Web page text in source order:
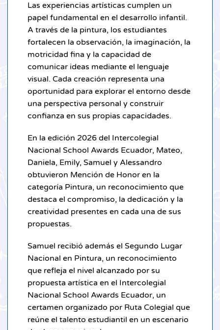
Las experiencias artísticas cumplen un
papel fundamental en el desarrollo infantil.
A través de la pintura, los estudiantes
fortalecen la observación, la imaginación, la
motricidad fina y la capacidad de
comunicar ideas mediante el lenguaje
visual. Cada creación representa una
oportunidad para explorar el entorno desde
una perspectiva personal y construir
confianza en sus propias capacidades.
En la edición 2026 del Intercolegial
Nacional School Awards Ecuador, Mateo,
Daniela, Emily, Samuel y Alessandro
obtuvieron Mención de Honor en la
categoría Pintura, un reconocimiento que
destaca el compromiso, la dedicación y la
creatividad presentes en cada una de sus
propuestas.
Samuel recibió además el Segundo Lugar
Nacional en Pintura, un reconocimiento
que refleja el nivel alcanzado por su
propuesta artística en el Intercolegial
Nacional School Awards Ecuador, un
certamen organizado por Ruta Colegial que
reúne el talento estudiantil en un escenario